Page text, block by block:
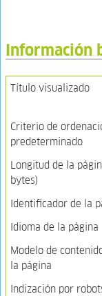
Información
Título visualizado
Criterio de
predeterminado
Longitud de la
bytes)
Identificador de la
Idioma de la página
Modelo de
la página
Indización por